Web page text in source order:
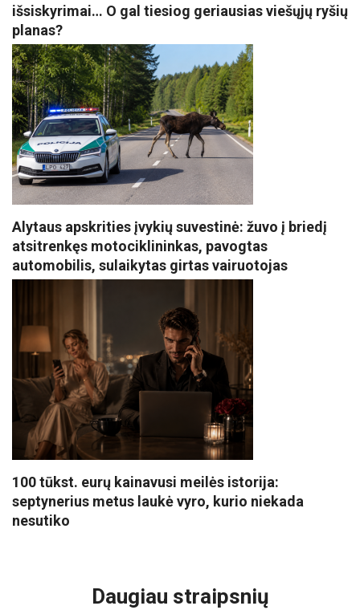
išsiskyrimai… O gal tiesiog geriausias viešųjų ryšių
planas?
Alytaus apskrities įvykių suvestinė: žuvo į briedį
atsitrenkęs motociklininkas, pavogtas
automobilis, sulaikytas girtas vairuotojas
100 tūkst. eurų kainavusi meilės istorija:
septynerius metus laukė vyro, kurio niekada
nesutiko
Daugiau straipsnių